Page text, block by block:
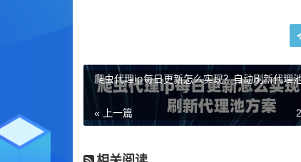
爬虫代理ip每日更新怎么实现？自动刷新代理
« 上一篇